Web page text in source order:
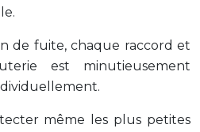
de fuite, chaque raccord et
est minutieusement
même les plus petites